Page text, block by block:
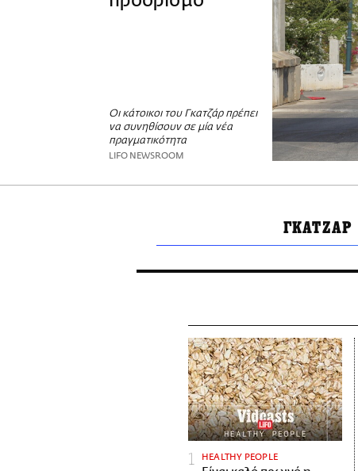
Οι κάτοικοι του Γκατζάρ πρέπει
να συνηθίσουν σε μία νέα
πραγματικότητα
LIFO NEWSROOM
ΓΚΑΤΖΑΡ
HEALTHY PEOPLE